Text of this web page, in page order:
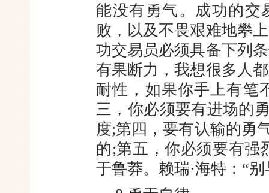
能没有勇气。成功的交
败，以及不畏艰难地攀
功交易员必须具备下列
有果断力，我想很多人
耐性，如果你手上有笔
三，你必须要有进场的
度;第四，要有认输的勇
的;第五，你必须要有强
于鲁莽。赖瑞·海特：“